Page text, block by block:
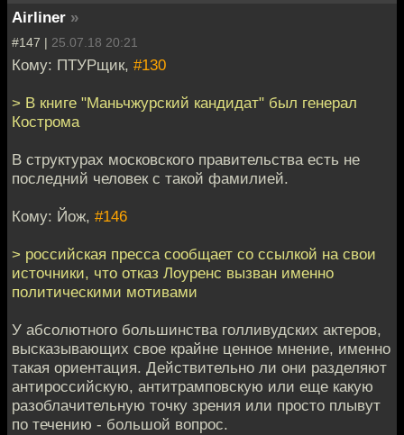
Airliner »
#147 | 25.07.18 20:21
Кому: ПТУРщик, #130
> В книге "Маньчжурский кандидат" был генерал
Кострома
В структурах московского правительства есть не
последний человек с такой фамилией.
Кому: Йож, #146
> российская пресса сообщает со ссылкой на свои
источники, что отказ Лоуренс вызван именно
политическими мотивами
У абсолютного большинства голливудских актеров,
высказывающих свое крайне ценное мнение, именно
такая ориентация. Действительно ли они разделяют
антироссийскую, антитрамповскую или еще какую
разоблачительную точку зрения или просто плывут
по течению - большой вопрос.